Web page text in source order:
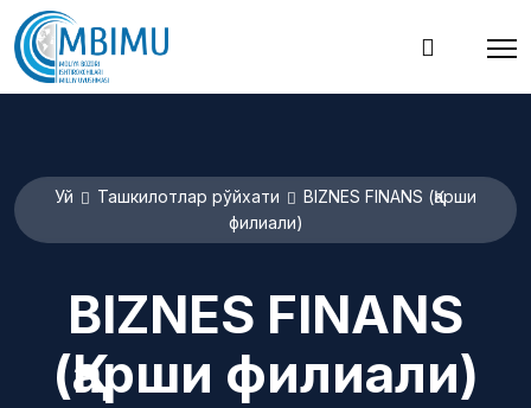
Уй Ташкилотлар рўйхати
BIZNES FINANS (Қарши
филиали)
BIZNES FINANS
(Қарши филиали)